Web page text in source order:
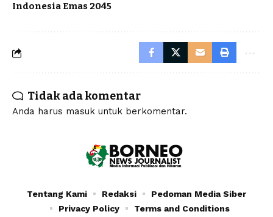
Indonesia Emas 2045
Tidak ada komentar
Anda harus masuk untuk berkomentar.
Tentang Kami Redaksi
Pedoman Media Siber
Privacy Policy
Terms and Conditions